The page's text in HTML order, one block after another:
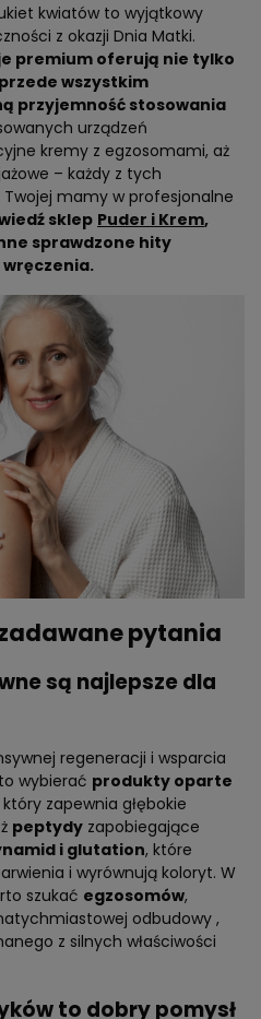
kwiatów to wyjątkowy
z okazji Dnia Matki.
premium oferują nie tylko
wszystkim
przyjemność stosowania
urządzeń
kremy z egzosomami, aż
– każdy z tych
mamy w profesjonalne
sklep Puder i Krem,
sprawdzone hity
pytania
są najlepsze dla
regeneracji i wsparcia
wybierać produkty oparte
który zapewnia głębokie
peptydy zapobiegające
i glutation, które
i wyrównują koloryt. W
szukać egzosomów,
odbudowy ,
z silnych właściwości
to dobry pomysł